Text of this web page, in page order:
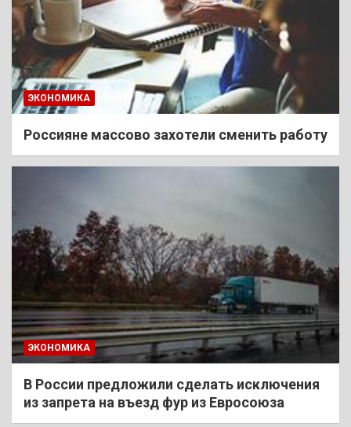
ЭКОНОМИКА
Россияне массово захотели сменить работу
ЭКОНОМИКА
В России предложили сделать исключения
из запрета на въезд фур из Евросоюза